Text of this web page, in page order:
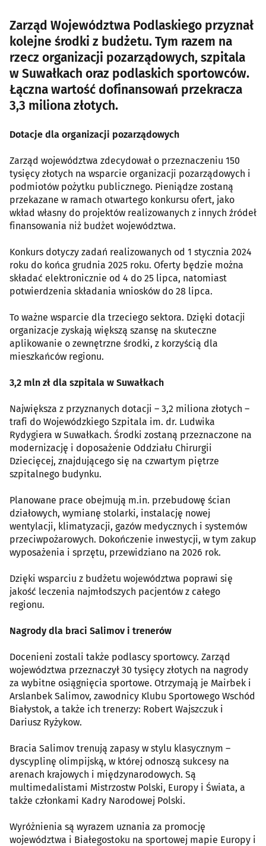
Zarząd Województwa Podlaskiego przyznał
kolejne środki z budżetu. Tym razem na
rzecz organizacji pozarządowych, szpitala
w Suwałkach oraz podlaskich sportowców.
Łączna wartość dofinansowań przekracza
3,3 miliona złotych.
Dotacje dla organizacji pozarządowych
Zarząd województwa zdecydował o przeznaczeniu 150
tysięcy złotych na wsparcie organizacji pozarządowych i
podmiotów pożytku publicznego. Pieniądze zostaną
przekazane w ramach otwartego konkursu ofert, jako
wkład własny do projektów realizowanych z innych źródeł
finansowania niż budżet województwa.
Konkurs dotyczy zadań realizowanych od 1 stycznia 2024
roku do końca grudnia 2025 roku. Oferty będzie można
składać elektronicznie od 4 do 25 lipca, natomiast
potwierdzenia składania wniosków do 28 lipca.
To ważne wsparcie dla trzeciego sektora. Dzięki dotacji
organizacje zyskają większą szansę na skuteczne
aplikowanie o zewnętrzne środki, z korzyścią dla
mieszkańców regionu.
3,2 mln zł dla szpitala w Suwałkach
Największa z przyznanych dotacji – 3,2 miliona złotych –
trafi do Wojewódzkiego Szpitala im. dr. Ludwika
Rydygiera w Suwałkach. Środki zostaną przeznaczone na
modernizację i doposażenie Oddziału Chirurgii
Dziecięcej, znajdującego się na czwartym piętrze
szpitalnego budynku.
Planowane prace obejmują m.in. przebudowę ścian
działowych, wymianę stolarki, instalację nowej
wentylacji, klimatyzacji, gazów medycznych i systemów
przeciwpożarowych. Dokończenie inwestycji, w tym zakup
wyposażenia i sprzętu, przewidziano na 2026 rok.
Dzięki wsparciu z budżetu województwa poprawi się
jakość leczenia najmłodszych pacjentów z całego
regionu.
Nagrody dla braci Salimov i trenerów
Docenieni zostali także podlascy sportowcy. Zarząd
województwa przeznaczył 30 tysięcy złotych na nagrody
za wybitne osiągnięcia sportowe. Otrzymają je Mairbek i
Arslanbek Salimov, zawodnicy Klubu Sportowego Wschód
Białystok, a także ich trenerzy: Robert Wajszczuk i
Dariusz Ryżykow.
Bracia Salimov trenują zapasy w stylu klasycznym –
dyscyplinę olimpijską, w której odnoszą sukcesy na
arenach krajowych i międzynarodowych. Są
multimedalistami Mistrzostw Polski, Europy i Świata, a
także członkami Kadry Narodowej Polski.
Wyróżnienia są wyrazem uznania za promocję
województwa i Białegostoku na sportowej mapie Europy i